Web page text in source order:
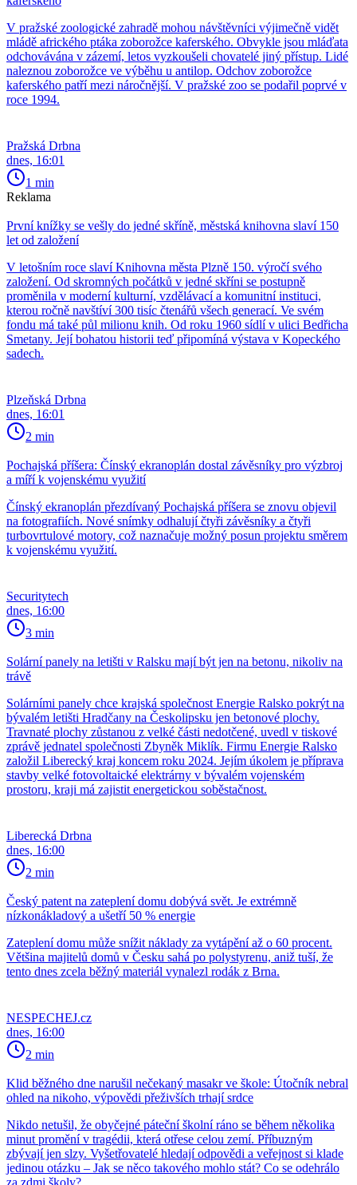
V pražské zoologické zahradě mohou návštěvníci výjimečně vidět
mládě afrického ptáka zoborožce kaferského. Obvykle jsou mláďata
odchovávána v zázemí, letos vyzkoušeli chovatelé jiný přístup. Lidé
naleznou zoborožce ve výběhu u antilop. Odchov zoborožce
kaferského patří mezi náročnější. V pražské zoo se podařil poprvé v
roce 1994.
Pražská Drbna
dnes, 16:01
1 min
Reklama
První knížky se vešly do jedné skříně, městská knihovna slaví 150
let od založení
V letošním roce slaví Knihovna města Plzně 150. výročí svého
založení. Od skromných počátků v jedné skříni se postupně
proměnila v moderní kulturní, vzdělávací a komunitní instituci,
kterou ročně navštíví 300 tisíc čtenářů všech generací. Ve svém
fondu má také půl milionu knih. Od roku 1960 sídlí v ulici Bedřicha
Smetany. Její bohatou historii teď připomíná výstava v Kopeckého
sadech.
Plzeňská Drbna
dnes, 16:01
2 min
Pochajská příšera: Čínský ekranoplán dostal závěsníky pro výzbroj
a míří k vojenskému využití
Čínský ekranoplán přezdívaný Pochajská příšera se znovu objevil
na fotografiích. Nové snímky odhalují čtyři závěsníky a čtyři
turbovrtulové motory, což naznačuje možný posun projektu směrem
k vojenskému využití.
Securitytech
dnes, 16:00
3 min
Solární panely na letišti v Ralsku mají být jen na betonu, nikoliv na
trávě
Solárními panely chce krajská společnost Energie Ralsko pokrýt na
bývalém letišti Hradčany na Českolipsku jen betonové plochy.
Travnaté plochy zůstanou z velké části nedotčené, uvedl v tiskové
zprávě jednatel společnosti Zbyněk Miklík. Firmu Energie Ralsko
založil Liberecký kraj koncem roku 2024. Jejím úkolem je příprava
stavby velké fotovoltaické elektrárny v bývalém vojenském
prostoru, kraji má zajistit energetickou soběstačnost.
Liberecká Drbna
dnes, 16:00
2 min
Český patent na zateplení domu dobývá svět. Je extrémně
nízkonákladový a ušetří 50 % energie
Zateplení domu může snížit náklady za vytápění až o 60 procent.
Většina majitelů domů v Česku sahá po polystyrenu, aniž tuší, že
tento dnes zcela běžný materiál vynalezl rodák z Brna.
NESPECHEJ.cz
dnes, 16:00
2 min
Klid běžného dne narušil nečekaný masakr ve škole: Útočník nebral
ohled na nikoho, výpovědi přeživších trhají srdce
Nikdo netušil, že obyčejné páteční školní ráno se během několika
minut promění v tragédii, která otřese celou zemí. Příbuzným
zbývají jen slzy. Vyšetřovatelé hledají odpovědi a veřejnost si klade
jedinou otázku – Jak se něco takového mohlo stát? Co se odehrálo
za zdmi školy?